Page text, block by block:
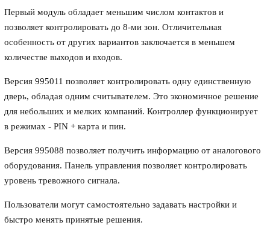
Первый модуль обладает меньшим числом контактов и
позволяет контролировать до 8-ми зон. Отличительная
особенность от других вариантов заключается в меньшем
количестве выходов и входов.
Версия 995011 позволяет контролировать одну единственную
дверь, обладая одним считывателем. Это экономичное решение
для небольших и мелких компаний. Контроллер функционирует
в режимах - PIN + карта и пин.
Версия 995088 позволяет получить информацию от аналогового
оборудования. Панель управления позволяет контролировать
уровень тревожного сигнала.
Пользователи могут самостоятельно задавать настройки и
быстро менять принятые решения.